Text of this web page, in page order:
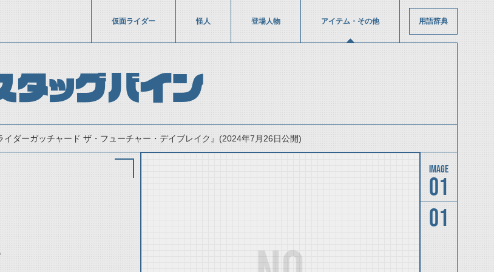
仮面ライダー 怪人 登場人物 アイテム・その他 用語辞典
タッグバイン
イダーガッチャード ザ・フューチャー・デイブレイク』(2024年7月26日公開)
01
01